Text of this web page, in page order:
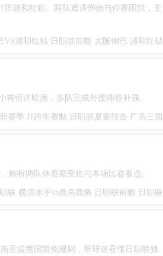
浦和红钻。两队遭遇伤病与停赛困扰，主
VS浦和红钻 日职联前瞻 大阪钢巴 浦和红钻
将留洋欧洲，多队完成外援阵容补强。
赛季 J1跨年赛制 日职联夏窗转会 广岛三箭
解析两队休赛期变化与本场比赛看点。
联 横滨水手vs鹿岛鹿角 日职联前瞻 日职联
亚提携国豁免规则，帮球迷看懂日职联独